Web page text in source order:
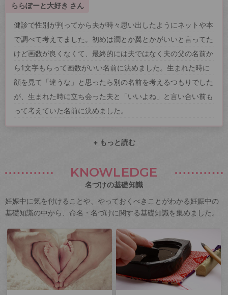
ららぽーと大好き さん
健診で性別が判ってから夫が時々思い出したようにネットや本
で調べて考えてました。初めは潤とか翼とかがいいと言ってた
けど画数が良くなくて、最終的には夫ではなく夫の父の名前か
ら1文字もらって画数がいい名前に決めました。生まれた時に
顔を見て「違うな」と思ったら別の名前を考えるつもりでした
が、生まれた時に立ち会った夫と「いいよね」と言い合い前も
って考えていた名前に決めました。
+ もっと読む
KNOWLEDGE
名づけの基礎知識
妊娠中に気を付けることや、やっておくべきことがわかる妊娠中の
基礎知識の中から、命名・名づけに関する基礎知識を集めました。